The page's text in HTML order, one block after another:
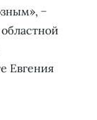
−
Евгения